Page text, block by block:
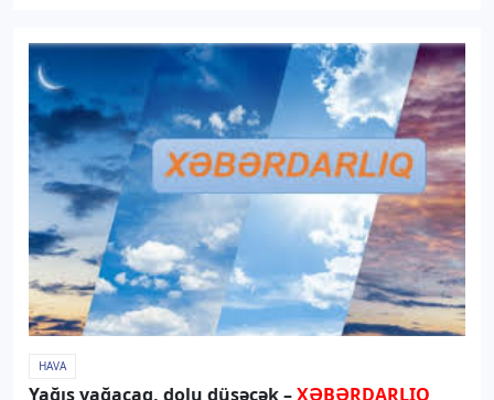
HAVA
Yağış yağacaq, dolu düşəcək –XƏBƏRDARLIQ